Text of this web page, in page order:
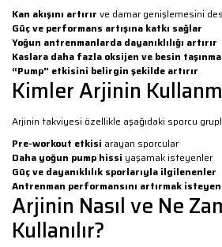
Kan akışını artırır ve damar genişlemesini
Güç ve performans artışına katkı sağlar
Yoğun antrenmanlarda dayanıklılığı artırır
Kaslara daha fazla oksijen ve besin
“Pump” etkisini belirgin şekilde artırır
Kimler Arjinin
Arjinin takviyesi özellikle aşağıdaki sporcu
Pre-workout etkisi arayan sporcular
Daha yoğun pump hissi yaşamak isteyenler
Güç ve dayanıklılık sporlarıyla ilgilenenler
Antrenman performansını artırmak
Arjinin Nasıl ve Ne
Kullanılır?